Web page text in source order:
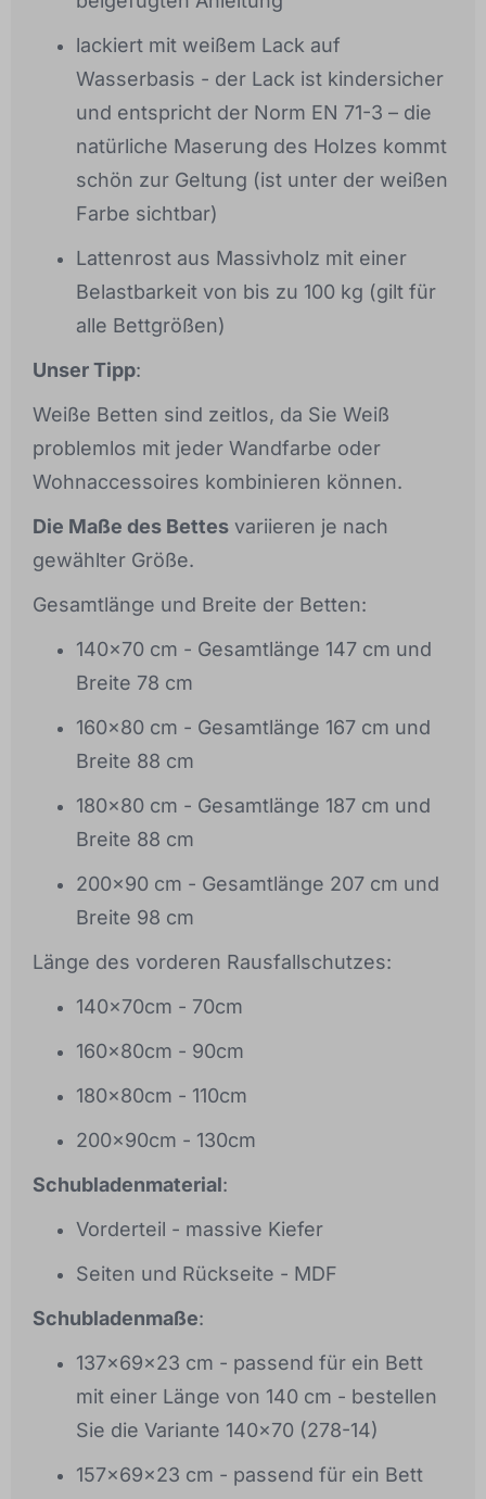
lackiert mit weißem Lack auf
Wasserbasis - der Lack ist kindersicher
und entspricht der Norm EN 71-3 – die
natürliche Maserung des Holzes kommt
schön zur Geltung (ist unter der weißen
Farbe sichtbar)
Lattenrost aus Massivholz mit einer
Belastbarkeit von bis zu 100 kg (gilt für
alle Bettgrößen)
Unser Tipp:
Weiße Betten sind zeitlos, da Sie Weiß
problemlos mit jeder Wandfarbe oder
Wohnaccessoires kombinieren können.
Die Maße des Bettes variieren je nach
gewählter Größe.
Gesamtlänge und Breite der Betten:
140x70 cm - Gesamtlänge 147 cm und
Breite 78 cm
160x80 cm - Gesamtlänge 167 cm und
Breite 88 cm
180x80 cm - Gesamtlänge 187 cm und
Breite 88 cm
200x90 cm - Gesamtlänge 207 cm und
Breite 98 cm
Länge des vorderen Rausfallschutzes:
140x70cm - 70cm
160x80cm - 90cm
180x80cm - 110cm
200x90cm - 130cm
Schubladenmaterial:
Vorderteil - massive Kiefer
Seiten und Rückseite - MDF
Schubladenmaße:
137x69x23 cm - passend für ein Bett
mit einer Länge von 140 cm - bestellen
Sie die Variante 140x70 (278-14)
157x69x23 cm - passend für ein Bett